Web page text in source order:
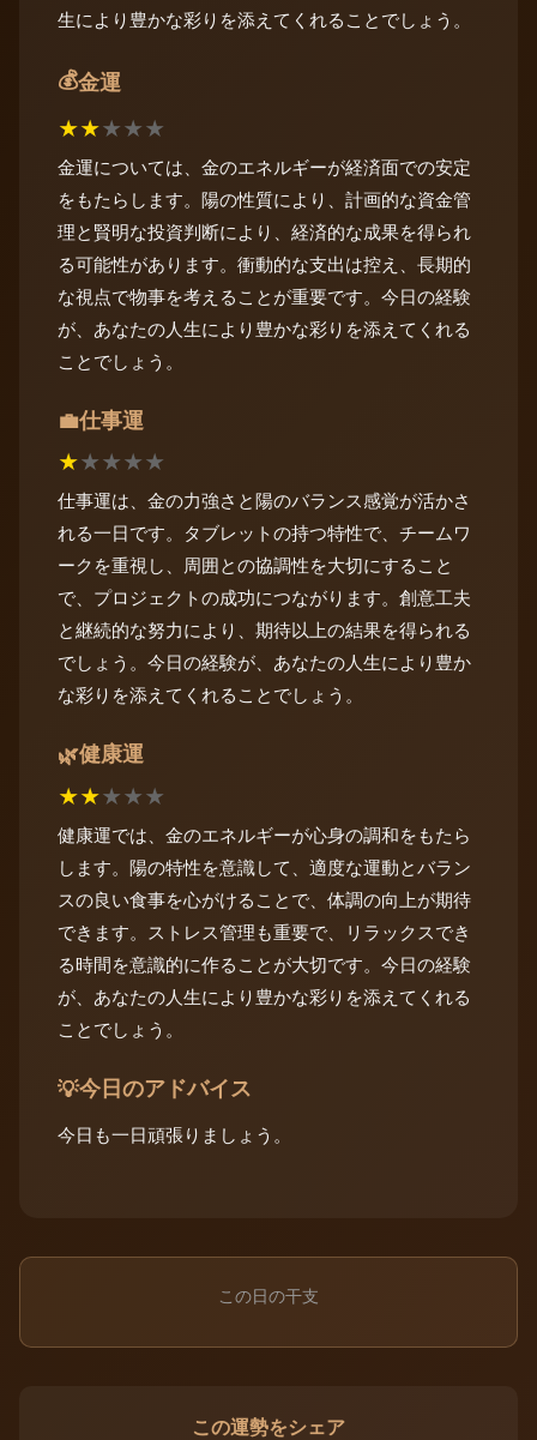
生により豊かな彩りを添えてくれることでしょう。
💰金運
★★★★★
金運については、金のエネルギーが経済面での安定
をもたらします。陽の性質により、計画的な資金管
理と賢明な投資判断により、経済的な成果を得られ
る可能性があります。衝動的な支出は控え、長期的
な視点で物事を考えることが重要です。今日の経験
が、あなたの人生により豊かな彩りを添えてくれる
ことでしょう。
💼仕事運
★★★★★
仕事運は、金の力強さと陽のバランス感覚が活かさ
れる一日です。タブレットの持つ特性で、チームワ
ークを重視し、周囲との協調性を大切にすること
で、プロジェクトの成功につながります。創意工夫
と継続的な努力により、期待以上の結果を得られる
でしょう。今日の経験が、あなたの人生により豊か
な彩りを添えてくれることでしょう。
🌿健康運
★★★★★
健康運では、金のエネルギーが心身の調和をもたら
します。陽の特性を意識して、適度な運動とバラン
スの良い食事を心がけることで、体調の向上が期待
できます。ストレス管理も重要で、リラックスでき
る時間を意識的に作ることが大切です。今日の経験
が、あなたの人生により豊かな彩りを添えてくれる
ことでしょう。
💡今日のアドバイス
今日も一日頑張りましょう。
この日の干支
この運勢をシェア